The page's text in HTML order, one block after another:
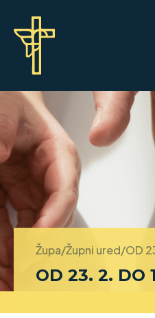
Župa/Župni ured/OD
OD 23. 2. DO